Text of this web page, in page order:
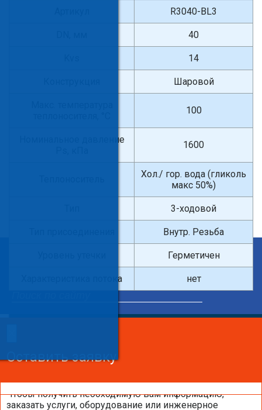
R3040-BL3
40
14
Шаровой
100
Номинальное давление
1600
Хол./ гор. вода (гликоль
макс 50%)
3-ходовой
Внутр. Резьба
Герметичен
Характеристика потока нет
Оставить заявку
Оставить заявку
Чтобы получить необходимую вам информацию,
заказать услуги, оборудование или инженерное
Оставить заявку